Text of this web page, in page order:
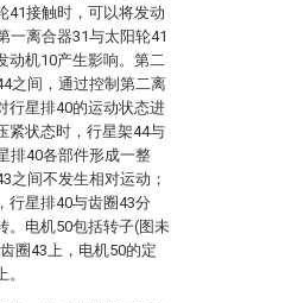
41接触时，可以将发动
一离合器31与太阳轮41
动机10产生影响。第二
之间，通过控制第二离
行星排40的运动状态进
紧状态时，行星架44与
排40各部件形成一整
之间不发生相对运动；
行星排40与齿圈43分
。电机50包括转子(图未
圈43上，电机50的定